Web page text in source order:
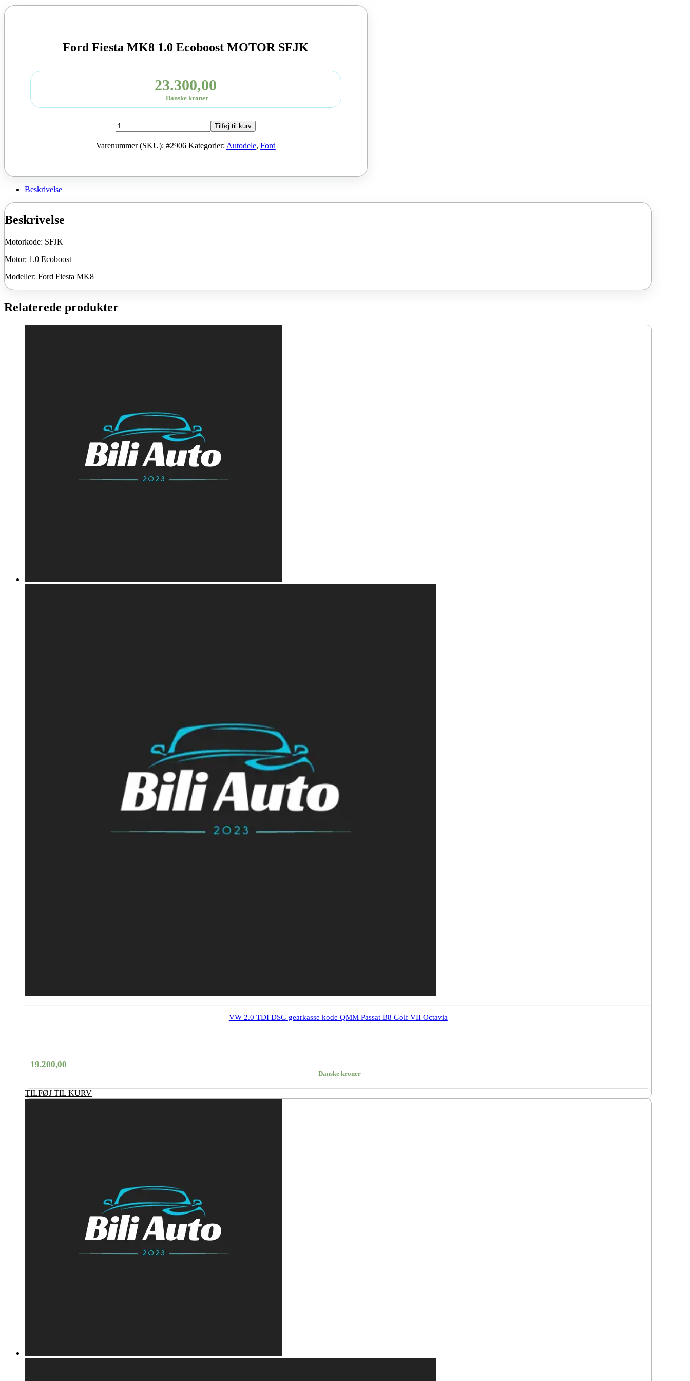
Ford Fiesta MK8 1.0 Ecoboost MOTOR SFJK
23.300,00
Danske kroner
Ford
Fiesta
MK8
Tilføj til kurv
Varenummer (SKU): #2906 Kategorier: Autodele, Ford
Beskrivelse
Beskrivelse
Motorkode: SFJK
Motor: 1.0 Ecoboost
Modeller: Ford Fiesta MK8
Relaterede produkter
VW 2.0 TDI DSG gearkasse kode QMM Passat B8 Golf VII Octavia
19.200,00
Danske kroner
TILFØJ TIL KURV